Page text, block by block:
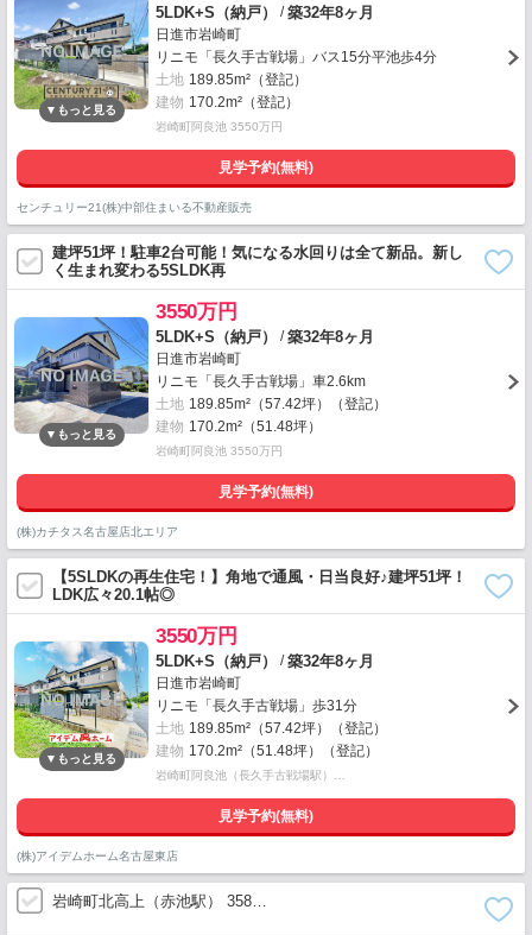
5LDK+S（納戸） /築32年8ヶ月
日進市岩崎町
リニモ「長久手古戦場」バス15分平池歩4分
土地 189.85m²（登記）
建物 170.2m²（登記）
岩崎町阿良池 3550万円
見学予約(無料)
センチュリー21(株)中部住まいる不動産販売
建坪51坪！駐車2台可能！気になる水回りは全て新品。新し
く生まれ変わる5SLDK再
3550万円
5LDK+S（納戸） /築32年8ヶ月
日進市岩崎町
リニモ「長久手古戦場」車2.6km
土地 189.85m²（57.42坪）（登記）
建物 170.2m²（51.48坪）
岩崎町阿良池 3550万円
見学予約(無料)
(株)カチタス名古屋店北エリア
【5SLDKの再生住宅！】角地で通風・日当良好♪建坪51坪！
LDK広々20.1帖◎
3550万円
5LDK+S（納戸） /築32年8ヶ月
日進市岩崎町
リニモ「長久手古戦場」歩31分
土地 189.85m²（57.42坪）（登記）
建物 170.2m²（51.48坪）（登記）
岩崎町阿良池（長久手古戦場駅）…
見学予約(無料)
(株)アイデムホーム名古屋東店
岩崎町北高上（赤池駅） 358…